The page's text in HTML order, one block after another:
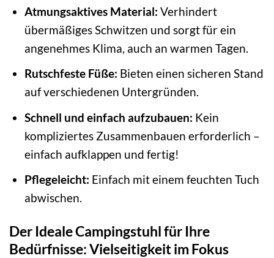
Atmungsaktives Material: Verhindert
übermäßiges Schwitzen und sorgt für ein
angenehmes Klima, auch an warmen Tagen.
Rutschfeste Füße: Bieten einen sicheren Stand
auf verschiedenen Untergründen.
Schnell und einfach aufzubauen: Kein
kompliziertes Zusammenbauen erforderlich –
einfach aufklappen und fertig!
Pflegeleicht: Einfach mit einem feuchten Tuch
abwischen.
Der Ideale Campingstuhl für Ihre
Bedürfnisse: Vielseitigkeit im Fokus